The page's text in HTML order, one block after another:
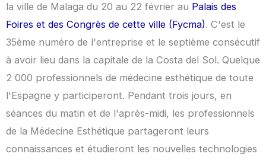
la ville de Malaga du 20 au 22 février au Palais des
Foires et des Congrès de cette ville (Fycma). C'est le
35ème numéro de l'entreprise et le septième consécutif
à avoir lieu dans la capitale de la Costa del Sol. Quelque
2 000 professionnels de médecine esthétique de toute
l'Espagne y participeront. Pendant trois jours, en
séances du matin et de l'après-midi, les professionnels
de la Médecine Esthétique partageront leurs
connaissances et étudieront les nouvelles technologies